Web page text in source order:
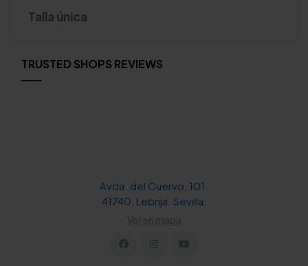
Talla única
TRUSTED SHOPS REVIEWS
Avda. del Cuervo, 101.
41740, Lebrija. Sevilla.
Ver en mapa